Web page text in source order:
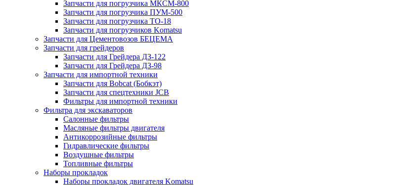
Запчасти для погрузчика МКСМ-800
Запчасти для погрузчика ПУМ-500
Запчасти для погрузчика ТО-18
Запчасти для погрузчиков Komatsu
Запчасти для Цементовозов БЕЦЕМА
Запчасти для грейдеров
Запчасти для Грейдера ДЗ-122
Запчасти для Грейдера ДЗ-98
Запчасти для импортной техники
Запчасти для Bobcat (Бобкэт)
Запчасти для спецтехники JCB
Фильтры для импортной техники
Фильтра для экскаваторов
Салонные фильтры
Масляные фильтры двигателя
Антикоррозийные фильтры
Гидравлические фильтры
Воздушные фильтры
Топливные фильтры
Наборы прокладок
Наборы прокладок двигателя Komatsu